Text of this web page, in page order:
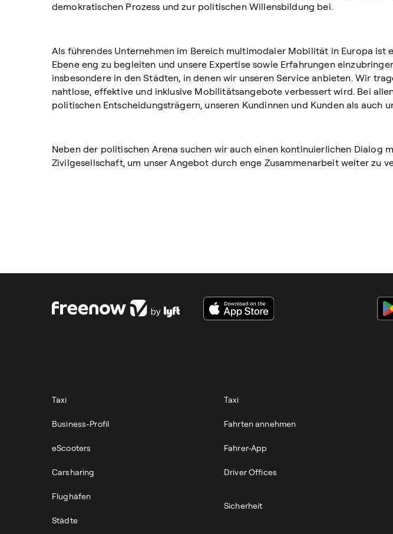
demokratischen Prozess und zur politischen Willensbildung bei.
Als führendes Unternehmen im Bereich multimodaler Mobilität in Europa
Ebene eng zu begleiten und unsere Expertise sowie Erfahrungen
insbesondere in den Städten, in denen wir unseren Service anbieten. Wir
nahtlose, effektive und inklusive Mobilitätsangebote verbessert wird. Bei
politischen Entscheidungsträgern, unseren Kundinnen und Kunden als auch
Neben der politischen Arena suchen wir auch einen kontinuierlichen Dialog
Zivilgesellschaft, um unser Angebot durch enge Zusammenarbeit weiter zu
Taxi
Business-Profil
eScooters
Carsharing
Flughäfen
Städte
Taxi
Fahrten annehmen
Fahrer-App
Driver Offices
Sicherheit